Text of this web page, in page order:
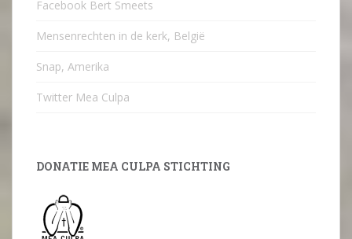
Facebook Bert Smeets
Mensenrechten in de kerk, België
Snap, Amerika
Twitter Mea Culpa
DONATIE MEA CULPA STICHTING